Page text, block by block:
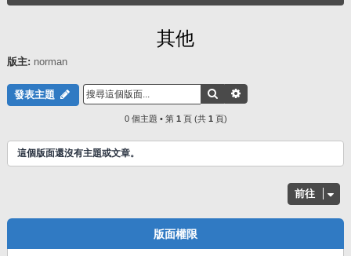
其他
版主: norman
發表主題 搜尋
0 個主題 • 第 1 頁 (共 1 頁)
這個版面還沒有主題或文章。
前往
版面權限